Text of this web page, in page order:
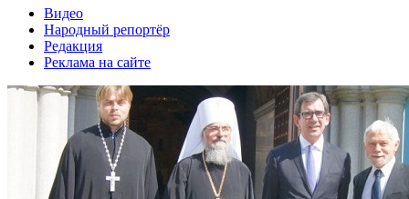
Видео
Народный репортёр
Редакция
Реклама на сайте